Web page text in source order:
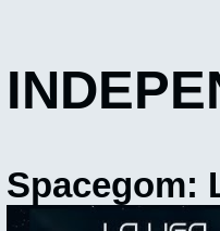
Spacegom: